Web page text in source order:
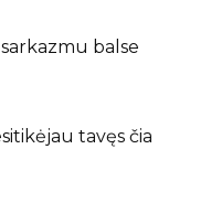
sarkazmu balse
tavęs čia